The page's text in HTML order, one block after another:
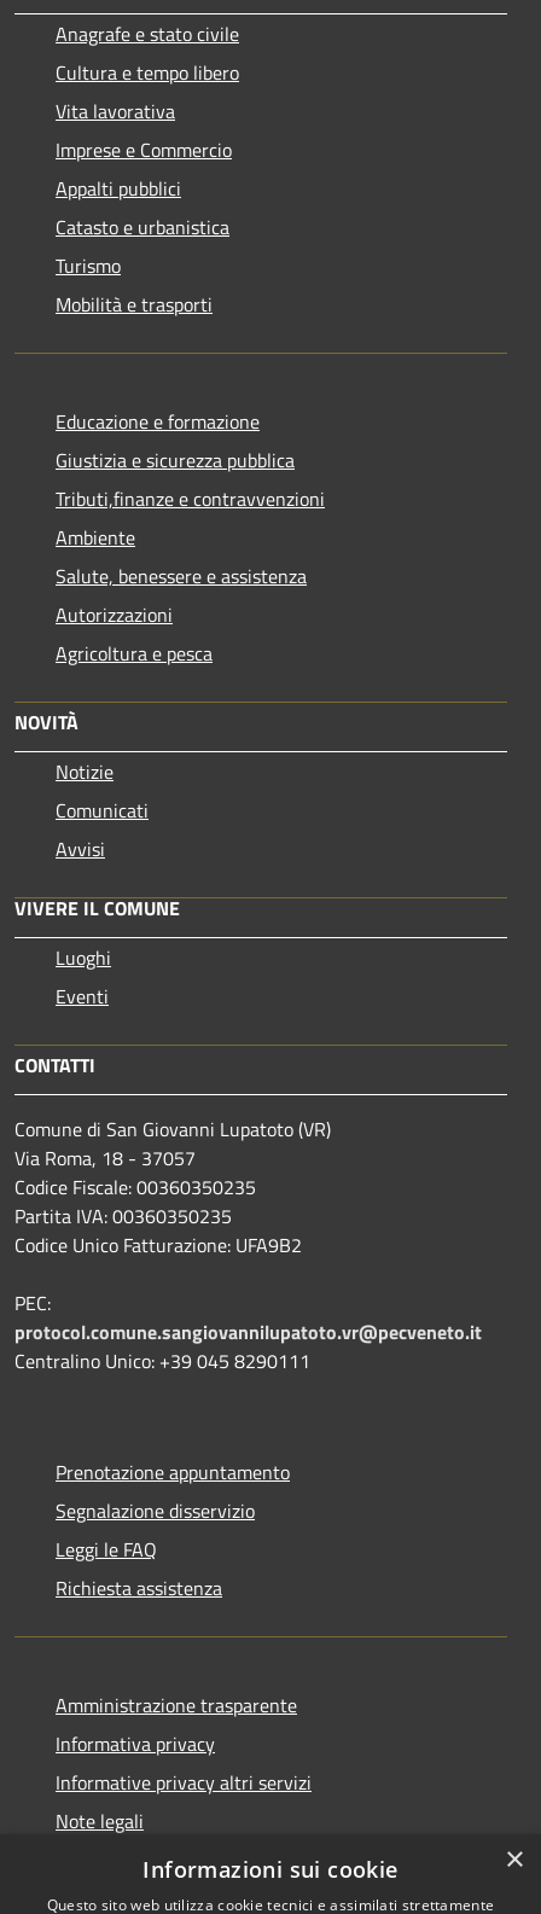
Anagrafe e stato civile
Cultura e tempo libero
Vita lavorativa
Imprese e Commercio
Appalti pubblici
Catasto e urbanistica
Turismo
Mobilità e trasporti
Educazione e formazione
Giustizia e sicurezza pubblica
Tributi,finanze e contravvenzioni
Ambiente
Salute, benessere e assistenza
Autorizzazioni
Agricoltura e pesca
NOVITÀ
Notizie
Comunicati
Avvisi
VIVERE IL COMUNE
Luoghi
Eventi
CONTATTI
Comune di San Giovanni Lupatoto (VR)
Via Roma, 18 - 37057
Codice Fiscale: 00360350235
Partita IVA: 00360350235
Codice Unico Fatturazione: UFA9B2
PEC:
protocol.comune.sangiovannilupatoto.vr@pecveneto.it
Centralino Unico: +39 045 8290111
Prenotazione appuntamento
Segnalazione disservizio
Leggi le FAQ
Richiesta assistenza
Amministrazione trasparente
Informativa privacy
Informative privacy altri servizi
Note legali
Dichiarazione di accessibilità
×
Informazioni sui cookie
Questo sito web utilizza cookie tecnici e assimilati strettamente